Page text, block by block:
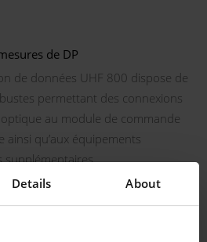
Details About
de DP
de données UHF 800 dispose de
permettant des connexions
au module de commande
ainsi qu’aux équipements
supplémentaires.